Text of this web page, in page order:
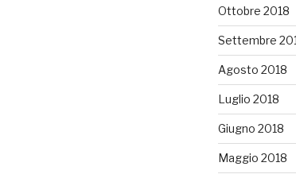
Ottobre 2018
Settembre
Agosto 2018
Luglio 2018
Giugno 2018
Maggio 2018